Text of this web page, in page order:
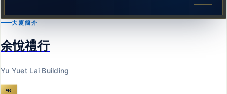
大廈簡介
余悅禮行
Yu Yuet Lai Building
B